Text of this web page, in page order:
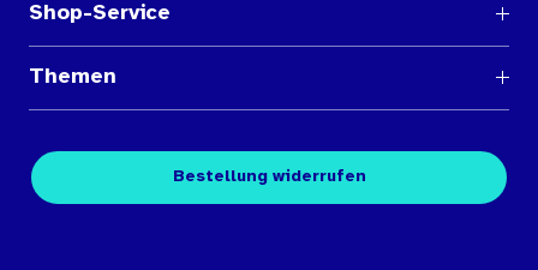
Shop-Service
Medienübersichten
Kontakt
Themen
FachpublikationenBestellung widerrufen